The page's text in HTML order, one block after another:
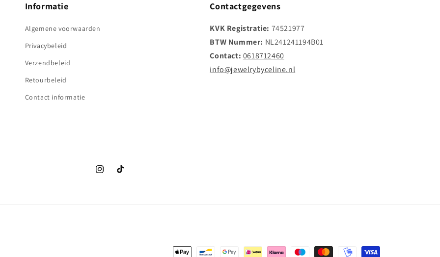
Informatie
Algemene voorwaarden
Privacybeleid
Verzendbeleid
Retourbeleid
Contact informatie
Contactgegevens
KVK Registratie: 74521977
BTW Nummer: NL241241194B01
Contact: 0618712460
info@jewelrybyceline.nl
InstagramTikTok
Betaalmethoden